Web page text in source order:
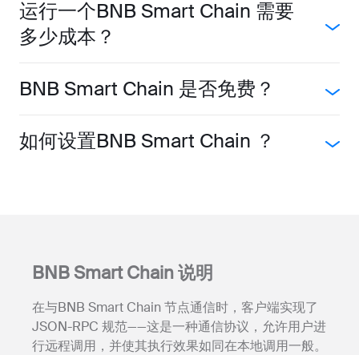
运行一个BNB Smart Chain 需要
多少成本？
BNB Smart Chain 是否免费？
如何设置BNB Smart Chain ？
BNB Smart Chain 说明
在与BNB Smart Chain 节点通信时，客户端实现了
JSON-RPC 规范——这是一种通信协议，允许用户进
行远程调用，并使其执行效果如同在本地调用一般。